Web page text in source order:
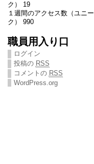
ク） 19
１週間のアクセス数（ユニー
ク） 990
職員用入り口
ログイン
投稿の RSS
コメントの RSS
WordPress.org